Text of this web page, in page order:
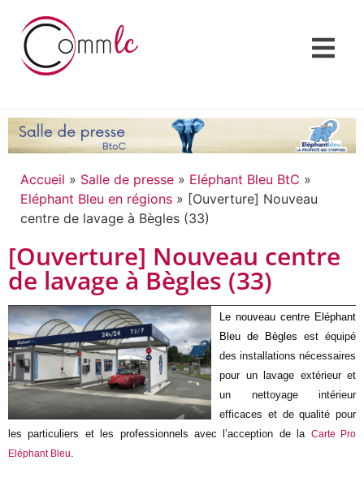
Accueil » Salle de presse » Eléphant Bleu BtC »
Eléphant Bleu en régions » [Ouverture] Nouveau
centre de lavage à Bègles (33)
[Ouverture] Nouveau centre
de lavage à Bègles (33)
Le nouveau centre Eléphant
Bleu de Bègles est équipé
des installations nécessaires
pour un lavage extérieur et
un nettoyage intérieur
efficaces et de qualité pour
les particuliers et les professionnels avec l’acception de la Carte Pro
Eléphant Bleu.